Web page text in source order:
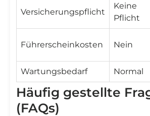
Versicherungspflicht
Keine
Pflicht
Führerscheinkosten Nein
Wartungsbedarf Normal
Häufig gestellte
(FAQs)